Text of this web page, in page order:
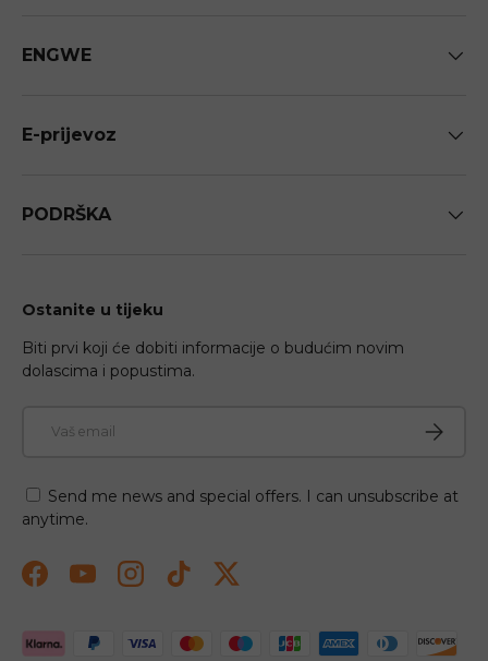
ENGWE
E-prijevoz
PODRŠKA
Ostanite u tijeku
Biti prvi koji će dobiti informacije o budućim novim
dolascima i popustima.
Send me news and special offers. I can unsubscribe at
anytime.
FacebookYouTubeInstagramTikTokTwitter
Prihvaćeni načini plaćanja